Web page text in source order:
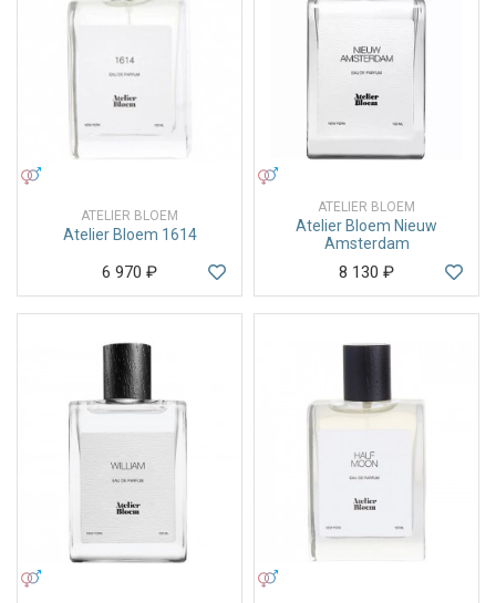
ATELIER BLOEM
Atelier Bloem 1614
6 970 ₽
ATELIER BLOEM
Atelier Bloem Nieuw
Amsterdam
8 130 ₽